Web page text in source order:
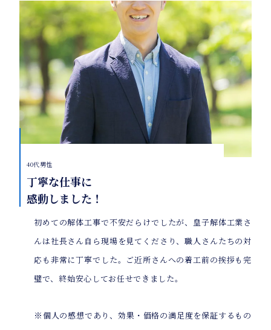
40代男性
丁寧な仕事に
感動しました！
初めての解体工事で不安だらけでしたが、皇子解体工業さ
んは社長さん自ら現場を見てくださり、職人さんたちの対
応も非常に丁寧でした。ご近所さんへの着工前の挨拶も完
璧で、終始安心してお任せできました。
※個人の感想であり、効果・価格の満足度を保証するもの